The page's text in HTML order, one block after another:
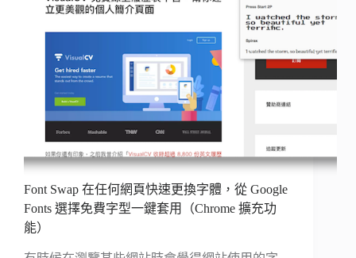
Font Swap 在任何網頁快速更換字體，從 Google
Fonts 選擇免費字型一鍵套用（Chrome 擴充功
能）